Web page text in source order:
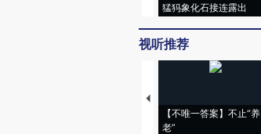
猛犸象化石接连露出
视听推荐
【不唯一答案】不止“养
老”